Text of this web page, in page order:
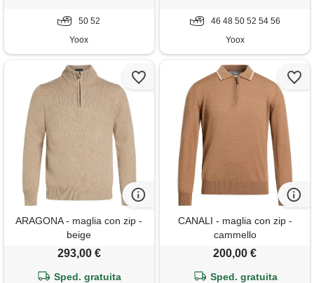
50 52
Yoox
46 48 50 52 54 56
Yoox
ARAGONA - maglia con zip -
beige
293,00 €
Sped. gratuita
CANALI - maglia con zip -
cammello
200,00 €
Sped. gratuita